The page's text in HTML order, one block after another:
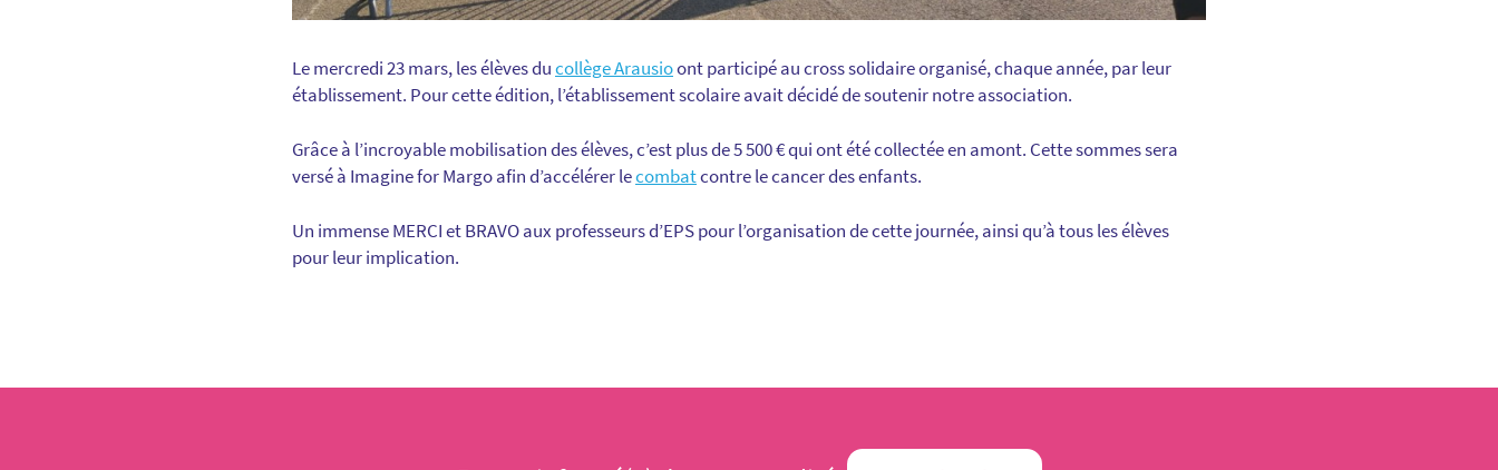
Le mercredi 23 mars, les élèves ducollège Arausioont participé au cross solidaire organisé, chaque année, par leur
établissement. Pour cette édition, l’établissement scolaire avait décidé de soutenir notre association.
Grâce à l’incroyable mobilisation des élèves, c’est plus de 5 500 € qui ont été collectée en amont. Cette sommes sera
versé à Imagine for Margo afin d’accélérer lecombatcontre le cancer des enfants.
Un immense MERCI et BRAVO aux professeurs d’EPS pour l’organisation de cette journée, ainsi qu’à tous les élèves
pour leur implication.